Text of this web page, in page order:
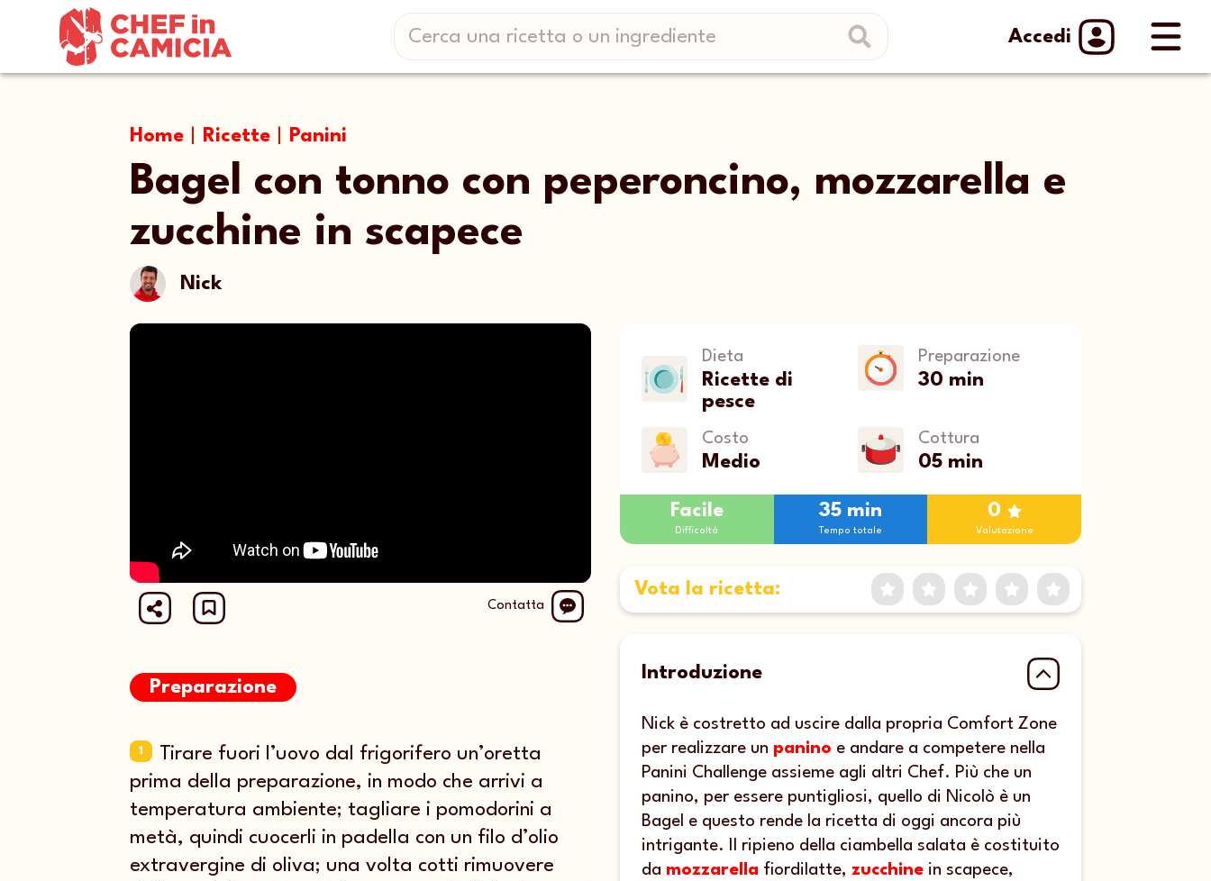
Accedi
Home Ricette Panini
Bagel con tonno con peperoncino, mozzarella e
zucchine in scapece
Nick
Contatta
Preparazione
1
Tirare fuori l’uovo dal frigorifero un’oretta
prima della preparazione, in modo che arrivi a
temperatura ambiente; tagliare i pomodorini a
metà, quindi cuocerli in padella con un filo d’olio
extravergine di oliva; una volta cotti rimuovere
Dieta
Ricette di
pesce
Preparazione
30 min
Costo
Medio
Cottura
05 min
Facile
Difficoltà
35 min
Tempo totale
0
Valutazione
Vota la ricetta:
1 Star2 Stars
3 Stars
4 Stars
5 Stars
Introduzione
Nick è costretto ad uscire dalla propria Comfort Zone
per realizzare un panino e andare a competere nella
Panini Challenge assieme agli altri Chef. Più che un
panino, per essere puntigliosi, quello di Nicolò è un
Bagel e questo rende la ricetta di oggi ancora più
intrigante. Il ripieno della ciambella salata è costituito
da mozzarella fiordilatte, zucchine in scapece,